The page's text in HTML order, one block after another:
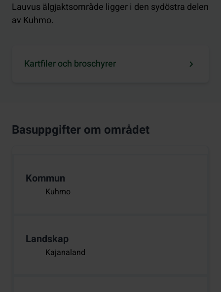
Lauvus älgjaktsområde ligger i den sydöstra delen
av Kuhmo.
Kartfiler och broschyrer
Basuppgifter om området
Kommun
Kuhmo
Landskap
Kajanaland